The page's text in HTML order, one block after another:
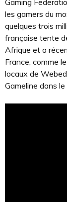
Gaming
les gamers du
quelques trois
française tente
Afrique et a
France, comme
locaux de
Gameline dans